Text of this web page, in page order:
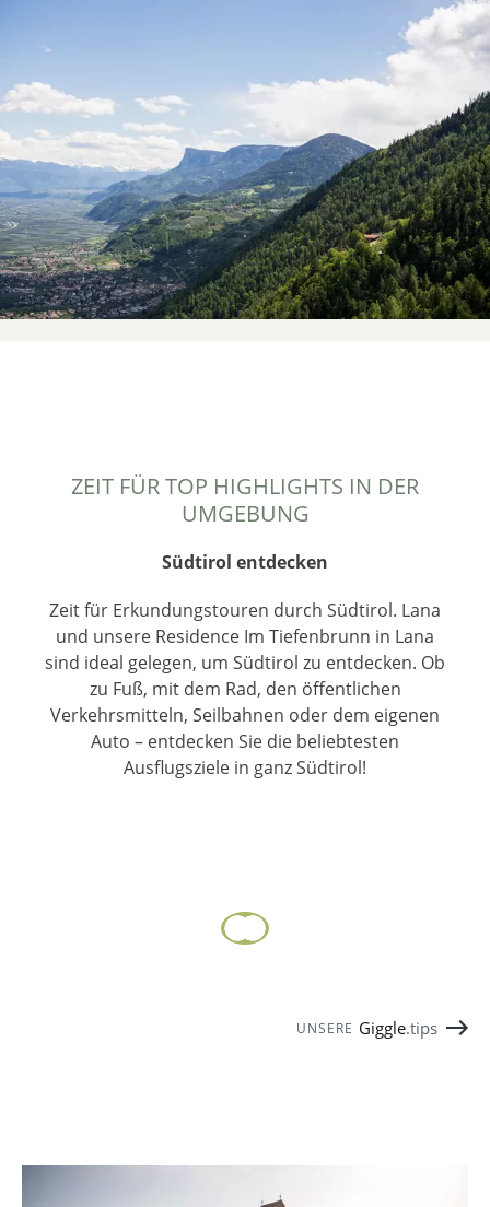
ZEIT FÜR TOP HIGHLIGHTS IN DER
UMGEBUNG
Südtirol entdecken
Zeit für Erkundungstouren durch Südtirol. Lana
und unsere Residence Im Tiefenbrunn in Lana
sind ideal gelegen, um Südtirol zu entdecken. Ob
zu Fuß, mit dem Rad, den öffentlichen
Verkehrsmitteln, Seilbahnen oder dem eigenen
Auto – entdecken Sie die beliebtesten
Ausflugsziele in ganz Südtirol!
UNSERE Giggle.tips